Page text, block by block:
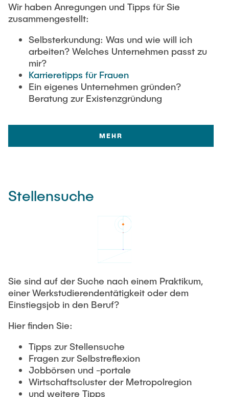
Wir haben Anregungen und Tipps für Sie
zusammengestellt:
Selbsterkundung: Was und wie will ich
arbeiten? Welches Unternehmen passt zu
mir?
Karrieretipps für Frauen
Ein eigenes Unternehmen gründen?
Beratung zur Existenzgründung
MEHR
Stellensuche
Sie sind auf der Suche nach einem Praktikum,
einer Werkstudierendentätigkeit oder dem
Einstiegsjob in den Beruf?
Hier finden Sie:
Tipps zur Stellensuche
Fragen zur Selbstreflexion
Jobbörsen und -portale
Wirtschaftscluster der Metropolregion
und weitere Tipps